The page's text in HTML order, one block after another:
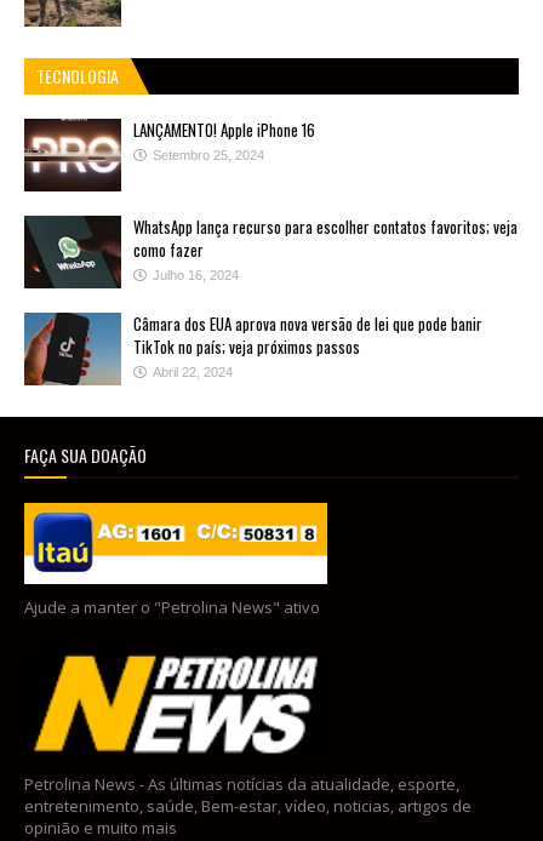
TECNOLOGIA
LANÇAMENTO! Apple iPhone 16
Setembro 25, 2024
WhatsApp lança recurso para escolher contatos favoritos; veja
como fazer
Julho 16, 2024
Câmara dos EUA aprova nova versão de lei que pode banir
TikTok no país; veja próximos passos
Abril 22, 2024
FAÇA SUA DOAÇÃO
Ajude a manter o "Petrolina News" ativo
Petrolina News - As últimas notícias da atualidade, esporte,
entretenimento, saúde, Bem-estar, vídeo, noticias, artigos de
opinião e muito mais